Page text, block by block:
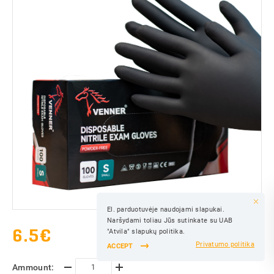
6.5€
Ammount:
El. parduotuvėje naudojami slapukai.
Naršydami toliau Jūs sutinkate su UAB
"Atvila" slapukų politika.
ACCEPT
Privatumo politika
SAVE
SAVE